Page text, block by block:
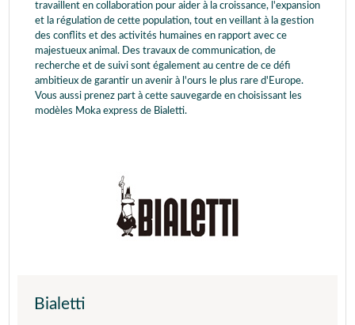
travaillent en collaboration pour aider à la croissance, l'expansion
et la régulation de cette population, tout en veillant à la gestion
des conflits et des activités humaines en rapport avec ce
majestueux animal. Des travaux de communication, de
recherche et de suivi sont également au centre de ce défi
ambitieux de garantir un avenir à l'ours le plus rare d'Europe.
Vous aussi prenez part à cette sauvegarde en choisissant les
modèles Moka express de Bialetti.
Bialetti